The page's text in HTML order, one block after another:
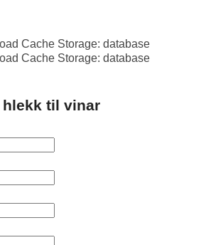
Cache Storage: database
Cache Storage: database
hlekk til vinar